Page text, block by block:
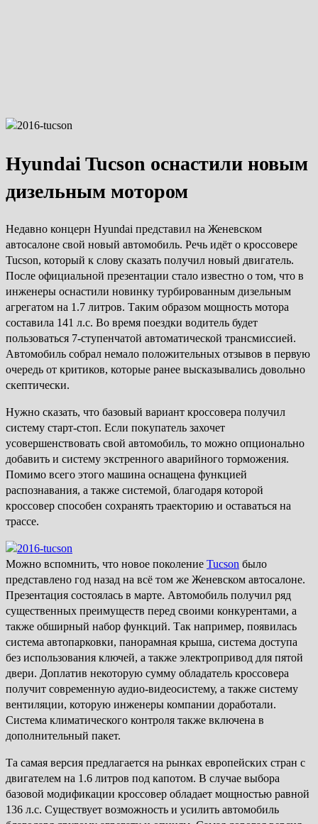
Hyundai Tucson оснастили новым
дизельным мотором
Недавно концерн Hyundai представил на Женевском
автосалоне свой новый автомобиль. Речь идёт о кроссовере
Tucson, который к слову сказать получил новый двигатель.
После официальной презентации стало известно о том, что в
инженеры оснастили новинку турбированным дизельным
агрегатом на 1.7 литров. Таким образом мощность мотора
составила 141 л.с. Во время поездки водитель будет
пользоваться 7-ступенчатой автоматической трансмиссией.
Автомобиль собрал немало положительных отзывов в первую
очередь от критиков, которые ранее высказывались довольно
скептически.
Нужно сказать, что базовый вариант кроссовера получил
систему старт-стоп. Если покупатель захочет
усовершенствовать свой автомобиль, то можно опционально
добавить и систему экстренного аварийного торможения.
Помимо всего этого машина оснащена функцией
распознавания, а также системой, благодаря которой
кроссовер способен сохранять траекторию и оставаться на
трассе.
Можно вспомнить, что новое поколение Tucson было
представлено год назад на всё том же Женевском автосалоне.
Презентация состоялась в марте. Автомобиль получил ряд
существенных преимуществ перед своими конкурентами, а
также обширный набор функций. Так например, появилась
система автопарковки, панорамная крыша, система доступа
без использования ключей, а также электропривод для пятой
двери. Доплатив некоторую сумму обладатель кроссовера
получит современную аудио-видеосистему, а также систему
вентиляции, которую инженеры компании доработали.
Система климатического контроля также включена в
дополнительный пакет.
Та самая версия предлагается на рынках европейских стран с
двигателем на 1.6 литров под капотом. В случае выбора
базовой модификации кроссовер обладает мощностью равной
136 л.с. Существует возможность и усилить автомобиль